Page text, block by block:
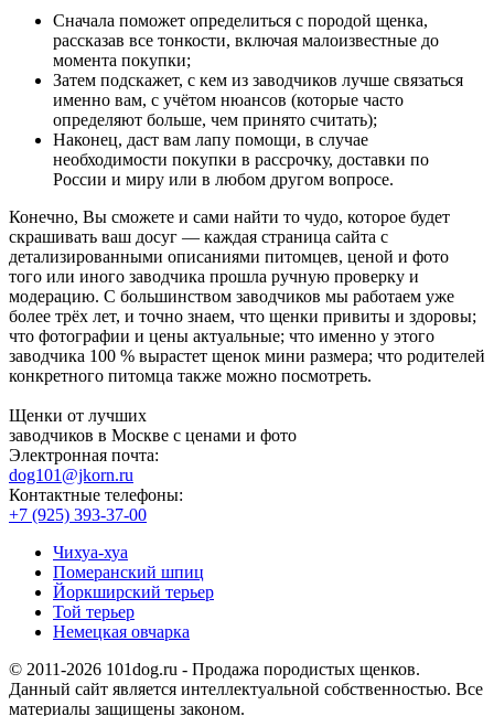
Сначала поможет определиться с породой щенка,
рассказав все тонкости, включая малоизвестные до
момента покупки;
Затем подскажет, с кем из заводчиков лучше связаться
именно вам, с учётом нюансов (которые часто
определяют больше, чем принято считать);
Наконец, даст вам лапу помощи, в случае
необходимости покупки в рассрочку, доставки по
России и миру или в любом другом вопросе.
Конечно, Вы сможете и сами найти то чудо, которое будет
скрашивать ваш досуг — каждая страница сайта с
детализированными описаниями питомцев, ценой и фото
того или иного заводчика прошла ручную проверку и
модерацию. С большинством заводчиков мы работаем уже
более трёх лет, и точно знаем, что щенки привиты и здоровы;
что фотографии и цены актуальные; что именно у этого
заводчика 100 % вырастет щенок мини размера; что родителей
конкретного питомца также можно посмотреть.
Щенки от лучших
заводчиков в Москве с ценами и фото
Электронная почта:
dog101@jkorn.ru
Контактные телефоны:
+7 (925) 393-37-00
Чихуа-хуа
Померанский шпиц
Йоркширский терьер
Той терьер
Немецкая овчарка
© 2011-2026 101dog.ru - Продажа породистых щенков.
Данный сайт является интеллектуальной собственностью. Все
материалы защищены законом.